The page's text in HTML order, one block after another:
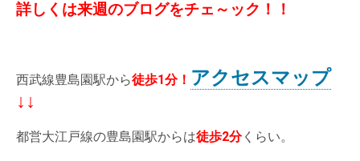
詳しくは来週のブログをチェ～ック！！
西武線豊島園駅から徒歩1分！ アクセスマップ
↓↓
都営大江戸線の豊島園駅からは徒歩2分くらい。